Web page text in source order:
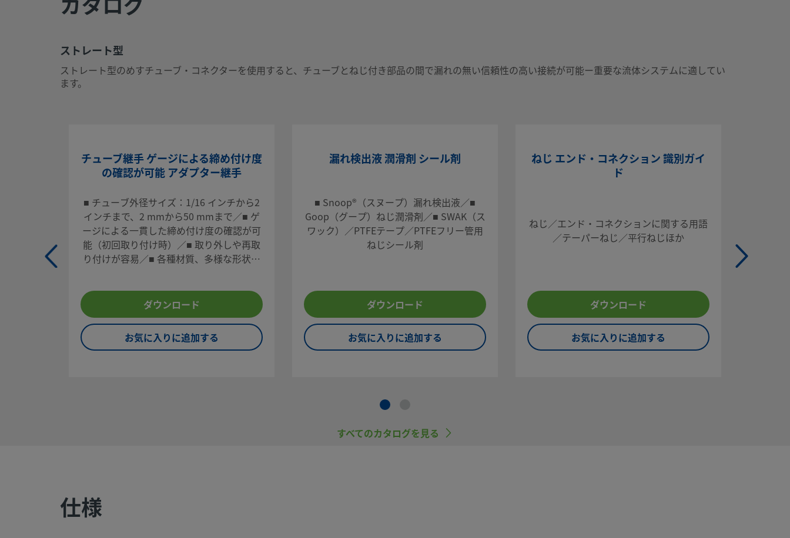
ストレート型
ストレート型のめすチューブ・コネクターを使用すると、チューブとねじ付き部
品の間で漏れの無い信頼性の高い接続が可能ー重要な流体システムに適していま
お問い合わせ
本製品に関するご質問は、担当のスウェージロック指定販売会社までお問い合わ
システム設計者およびユーザーは、製品カタログの内容をすべてご覧
になった上で、安全な製品の選定を行ってください。 安全にトラブ
ルなく機能するよう、システム全体の設計を考慮して、製品をご選定
ください。 機能、材質の適合性、数値データなどを考慮し製品を選
定すること、また、適切な取り付け、操作およびメンテナンスを行う
Swagelok Company.
ストレート型
ストレート型のめすチューブ・コネクターを使用すると、チューブとねじ付き部品の間で漏れの無い信頼性の高い接続が可能ー重要な流体システムに適してい
ます。
チューブ継手 ゲージによる締め付け度
の確認が可能 アダプター継手
■ チューブ外径サイズ：1/16 インチから2
インチまで、2 mmから50 mmまで／■ ゲ
ージによる一貫した締め付け度の確認が可
能（初回取り付け時）／■ 取り外しや再取
り付けが容易／■ 各種材質、多様な形状／
ダウンロード
お気に入りに追加する
漏れ検出液 潤滑剤 シール剤
■ Snoop®（スヌープ）漏れ検出液／■
Goop（グープ）ねじ潤滑剤／■ SWAK（ス
ワック）／PTFEテープ／PTFEフリー管用
ねじシール剤
ダウンロード
お気に入りに追加する
ねじ エンド・コネクション 識別ガイ
ド
ねじ／エンド・コネクションに関する用語
／テーパーねじ／平行ねじほか
ダウンロード
お気に入りに追加する
すべてのカタログを見る
仕様